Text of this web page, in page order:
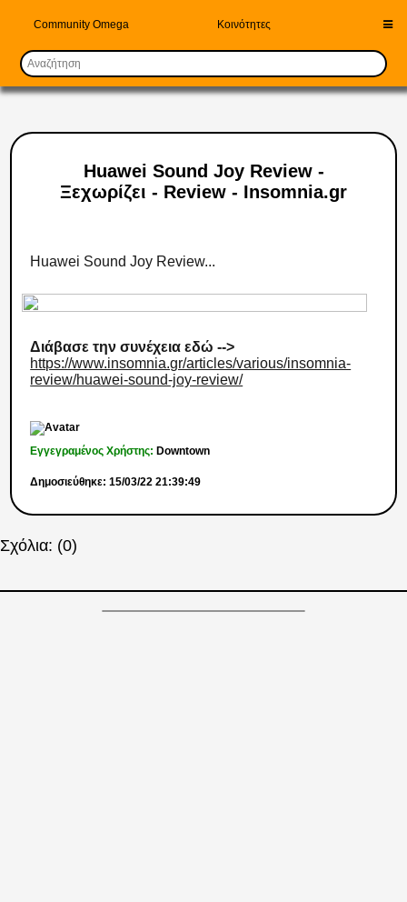
Community Omega Κοινότητες
Huawei Sound Joy Review -
Ξεχωρίζει - Review - Insomnia.gr
Huawei Sound Joy Review...
Διάβασε την συνέχεια εδώ -->
https://www.insomnia.gr/articles/various/insomnia-
review/huawei-sound-joy-review/
Εγγεγραμένος Χρήστης: Downtown
Δημοσιεύθηκε: 15/03/22 21:39:49
Σχόλια: (0)